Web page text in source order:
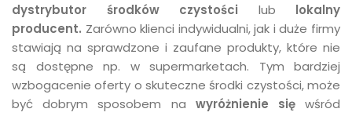
dystrybutor środków czystości lub lokalny
producent. Zarówno klienci indywidualni, jak i duże firmy
stawiają na sprawdzone i zaufane produkty, które nie
są dostępne np. w supermarketach. Tym bardziej
wzbogacenie oferty o skuteczne środki czystości, może
być dobrym sposobem na wyróżnienie sięwśród